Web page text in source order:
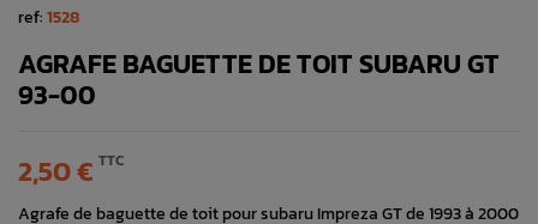
ref:1528
AGRAFE BAGUETTE DE TOIT SUBARU GT
93-00
2,50 € TTC
Agrafe de baguette de toit pour subaru Impreza GT de 1993 à 2000